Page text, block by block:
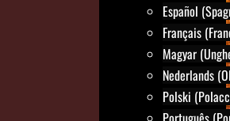
Español
Français
Magyar
Nederlands
Polski